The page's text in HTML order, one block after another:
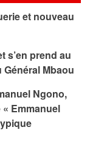
et nouveau
s’en prend au
Mbaou
Ngono,
Emmanuel